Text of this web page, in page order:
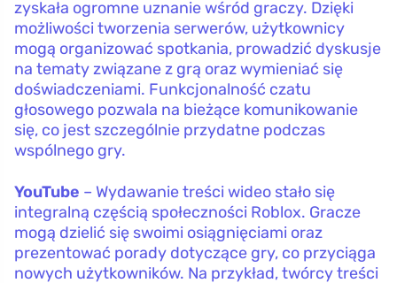
zyskała ogromne uznanie wśród graczy. Dzięki
możliwości tworzenia serwerów, użytkownicy
mogą organizować spotkania, prowadzić dyskusje
na tematy związane z grą oraz wymieniać się
doświadczeniami. Funkcjonalność czatu
głosowego pozwala na bieżące komunikowanie
się, co jest szczególnie przydatne podczas
wspólnego gry.
YouTube – Wydawanie treści wideo stało się
integralną częścią społeczności Roblox. Gracze
mogą dzielić się swoimi osiągnięciami oraz
prezentować porady dotyczące gry, co przyciąga
nowych użytkowników. Na przykład, twórcy treści